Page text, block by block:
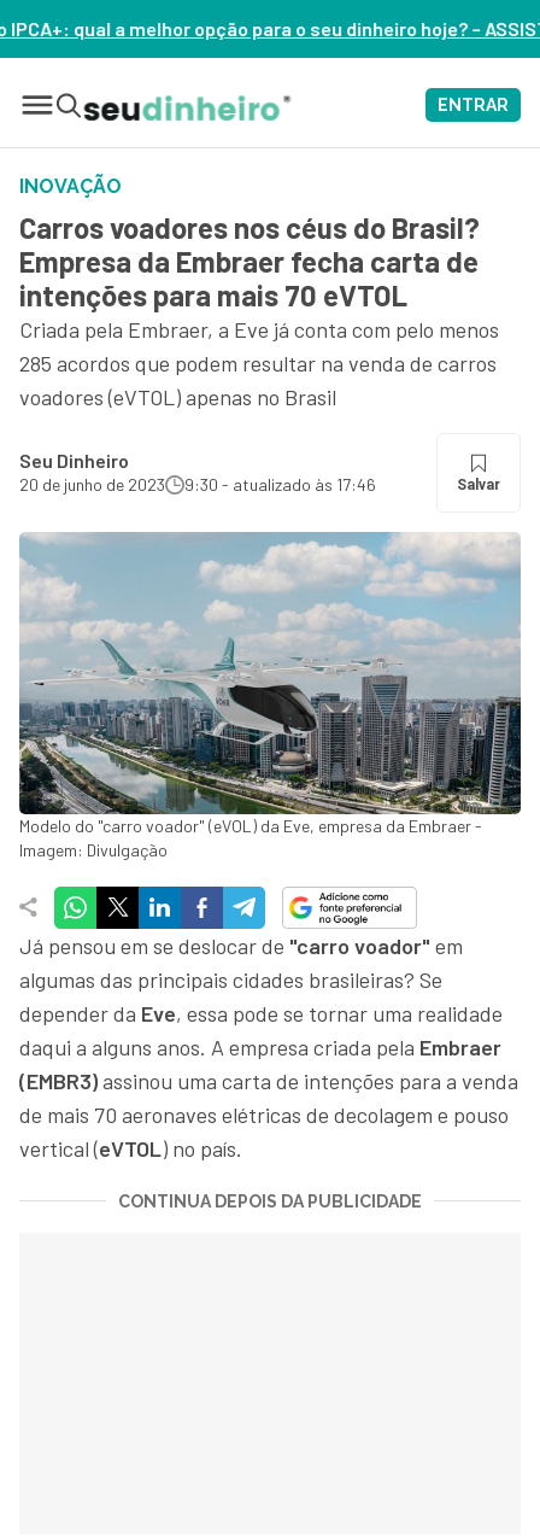
para o seu dinheiro hoje? – ASSISTA AGORA
ENTRAR
INOVAÇÃO
Carros voadores nos céus do Brasil?
Empresa da Embraer fecha carta de
intenções para mais 70 eVTOL
Criada pela Embraer, a Eve já conta com pelo menos
285 acordos que podem resultar na venda de carros
voadores (eVTOL) apenas no Brasil
Seu Dinheiro
20 de junho de 2023 9:30 - atualizado às 17:46 Salvar
Modelo do "carro voador" (eVOL) da Eve, empresa da Embraer -
Imagem: Divulgação
Já pensou em se deslocar de "carro voador" em
algumas das principais cidades brasileiras? Se
depender da Eve, essa pode se tornar uma realidade
daqui a alguns anos. A empresa criada pela Embraer
(EMBR3)assinou uma carta de intenções para a venda
de mais 70 aeronaves elétricas de decolagem e pouso
vertical (eVTOL) no país.
CONTINUA DEPOIS DA PUBLICIDADE